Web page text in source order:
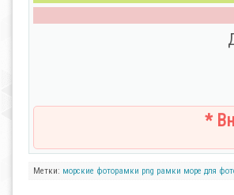
*
Метки: морские фоторамки png рамки море для